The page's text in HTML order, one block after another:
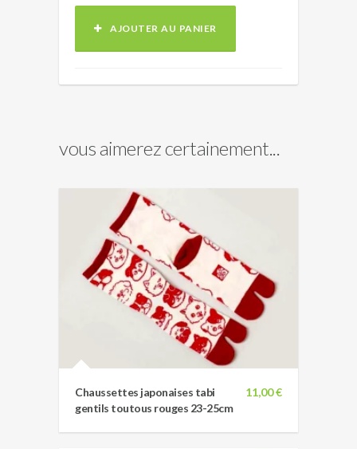
AJOUTER AU PANIER
vous aimerez certainement...
11,00 €
Chaussettes japonaises tabi
gentils toutous rouges 23-25cm